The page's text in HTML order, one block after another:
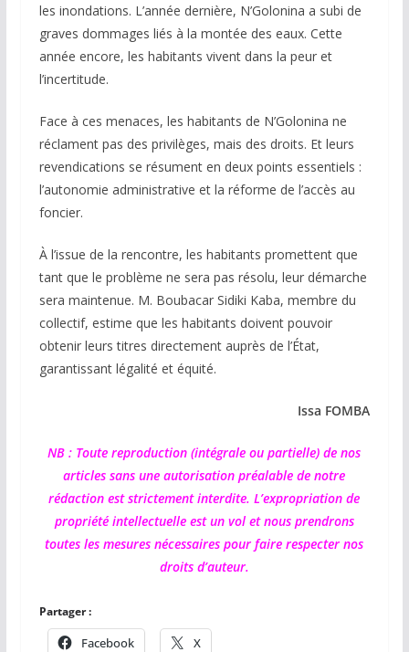
les inondations. L’année dernière, N’Golonina a subi de
graves dommages liés à la montée des eaux. Cette
année encore, les habitants vivent dans la peur et
l’incertitude.
Face à ces menaces, les habitants de N’Golonina ne
réclament pas des privilèges, mais des droits. Et leurs
revendications se résument en deux points essentiels :
l’autonomie administrative et la réforme de l’accès au
foncier.
À l’issue de la rencontre, les habitants promettent que
tant que le problème ne sera pas résolu, leur démarche
sera maintenue. M. Boubacar Sidiki Kaba, membre du
collectif, estime que les habitants doivent pouvoir
obtenir leurs titres directement auprès de l’État,
garantissant légalité et équité.
Issa FOMBA
NB : Toute reproduction (intégrale ou partielle) de nos
articles sans une autorisation préalable de notre
rédaction est strictement interdite. L’expropriation de
propriété intellectuelle est un vol et nous prendrons
toutes les mesures nécessaires pour faire respecter nos
droits d’auteur.
Partager :
Facebook X